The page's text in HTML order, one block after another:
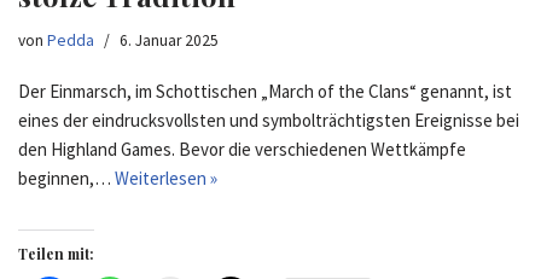
von Pedda 6. Januar 2025
Der Einmarsch, im Schottischen „March of the Clans“ genannt, ist
eines der eindrucksvollsten und symbolträchtigsten Ereignisse bei
den Highland Games. Bevor die verschiedenen Wettkämpfe
beginnen,… Weiterlesen »
Teilen mit: